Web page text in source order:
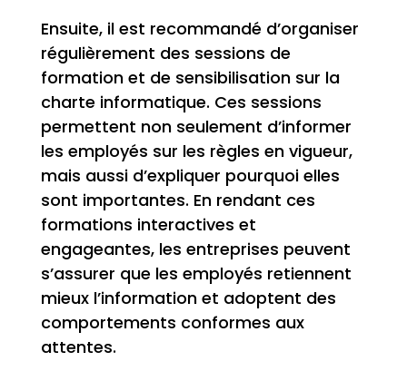
Ensuite, il est recommandé d’organiser
régulièrement des sessions de
formation et de sensibilisation sur la
charte informatique. Ces sessions
permettent non seulement d’informer
les employés sur les règles en vigueur,
mais aussi d’expliquer pourquoi elles
sont importantes. En rendant ces
formations interactives et
engageantes, les entreprises peuvent
s’assurer que les employés retiennent
mieux l’information et adoptent des
comportements conformes aux
attentes.